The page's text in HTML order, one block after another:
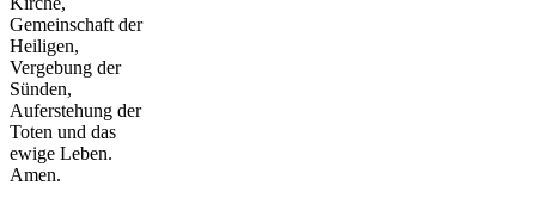
Gemeinschaft der
Heiligen,
Vergebung der
Sünden,
Auferstehung der
Toten und das
ewige Leben.
Amen.